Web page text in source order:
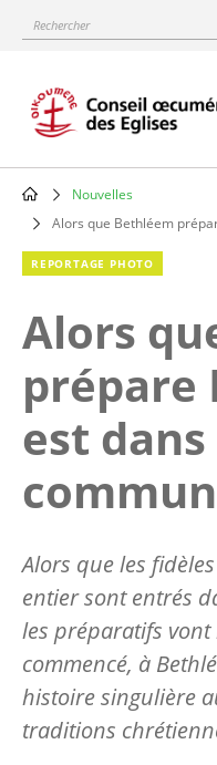
content
Rechercher
Main
navigation
Breadcrumb
Nouvelles
Alors que Bethléem
REPORTAGE PHOTO
Alors
prépare
est dans
Alors que les
entier sont entrés
les préparatifs
commencé, à
histoire singulière
traditions